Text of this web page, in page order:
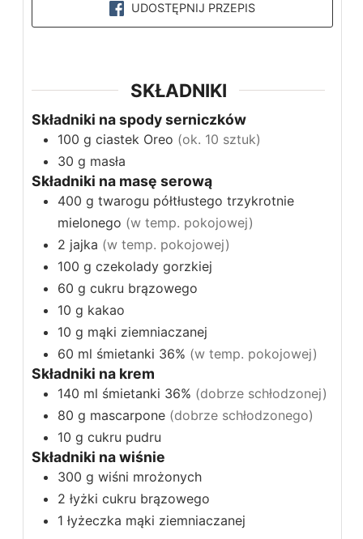
UDOSTĘPNIJ PRZEPIS
SKŁADNIKI
Składniki na spody serniczków
100 g ciastek Oreo (ok. 10 sztuk)
30 g masła
Składniki na masę serową
400 g twarogu półtłustego trzykrotnie
mielonego (w temp. pokojowej)
2 jajka (w temp. pokojowej)
100 g czekolady gorzkiej
60 g cukru brązowego
10 g kakao
10 g mąki ziemniaczanej
60 ml śmietanki 36% (w temp. pokojowej)
Składniki na krem
140 ml śmietanki 36% (dobrze schłodzonej)
80 g mascarpone (dobrze schłodzonego)
10 g cukru pudru
Składniki na wiśnie
300 g wiśni mrożonych
2 łyżki cukru brązowego
1 łyżeczka mąki ziemniaczanej